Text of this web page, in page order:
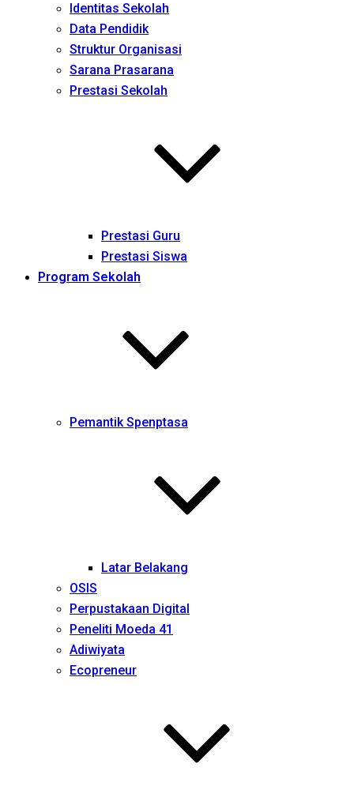
Identitas Sekolah
Data Pendidik
Struktur Organisasi
Sarana Prasarana
Prestasi Sekolah
Prestasi Guru
Prestasi Siswa
Program Sekolah
Pemantik Spenptasa
Latar Belakang
OSIS
Perpustakaan Digital
Peneliti Moeda 41
Adiwiyata
Ecopreneur